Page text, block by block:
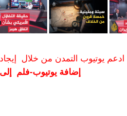
ادعم يوتيوب التمدن من خلال إيجاد
إضافة يوتيوب-فلم